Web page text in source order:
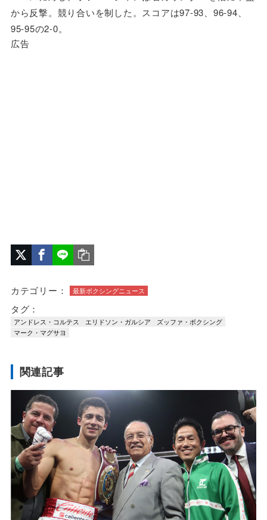
から反撃。競り合いを制した。スコアは97-93、96-94、
95-95の2-0。
広告
カテゴリー： 最新ボクシングニュース
タグ：
アンドレス・コルテス エリドソン・ガルシア
ズッファ・ボクシング
マーク・マグサヨ
関連記事